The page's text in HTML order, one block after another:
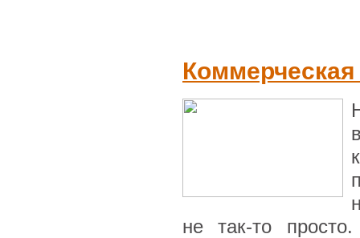
не так-то